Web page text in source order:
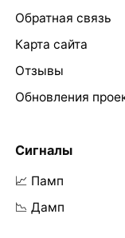
Обратная связь
Карта сайта
Отзывы
Обновления
Сигналы
📈 Памп
📉 Дамп